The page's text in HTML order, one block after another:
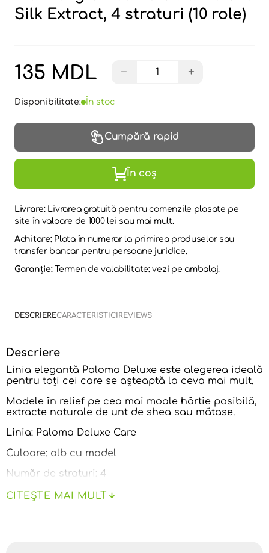
Silk Extract, 4 straturi (10 role)
135 MDL − +
Disponibilitate: În stoc
Cumpără rapid
În coș
Livrare: Livrarea gratuită pentru comenzile plasate pe
site în valoare de 1000 lei sau mai mult.
Achitare: Plata în numerar la primirea produselor sau
transfer bancar pentru persoane juridice.
Garanție:Termen de valabilitate: vezi pe ambalaj.
DESCRIERECARACTERISTICIREVIEWS
Descriere
Linia elegantă Paloma Deluxe este alegerea ideală
pentru toți cei care se așteaptă la ceva mai mult.
Modele în relief pe cea mai moale hârtie posibilă,
extracte naturale de unt de shea sau mătase.
Linia: Paloma Deluxe Care
Culoare: alb cu model
Număr de straturi: 4
Caracteristici suplimentare: Testat dermatologic
CITEȘTE MAI MULT